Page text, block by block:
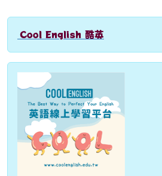
Cool English 酷英